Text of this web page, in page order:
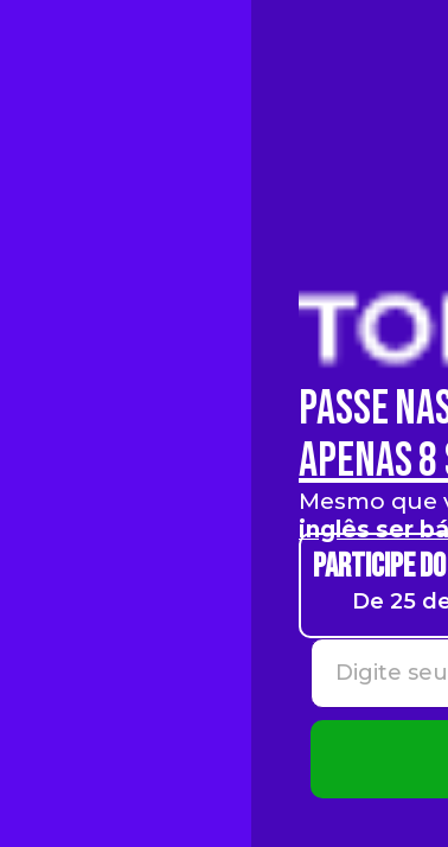
Passe
apenas
Mesmo que
inglês ser
Participe do
De 25